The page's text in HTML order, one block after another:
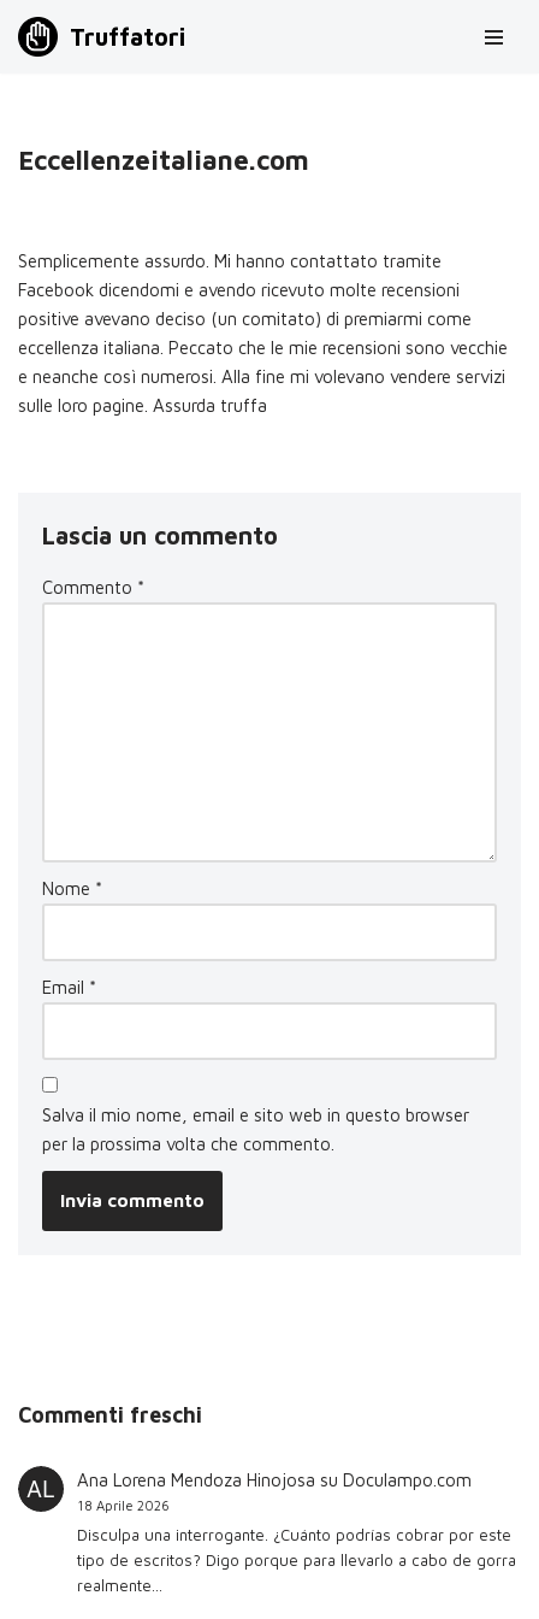
Truffatori
Eccellenzeitaliane.com
Semplicemente assurdo. Mi hanno contattato tramite
Facebook dicendomi e avendo ricevuto molte recensioni
positive avevano deciso (un comitato) di premiarmi come
eccellenza italiana. Peccato che le mie recensioni sono vecchie
e neanche così numerosi. Alla fine mi volevano vendere servizi
sulle loro pagine. Assurda truffa
Lascia un commento
Commento *
Nome *
Email *
Salva il mio nome, email e sito web in questo browser
per la prossima volta che commento.
Commenti freschi
Ana Lorena Mendoza Hinojosa su Doculampo.com
18 Aprile 2026
Disculpa una interrogante. ¿Cuánto podrías cobrar por este
tipo de escritos? Digo porque para llevarlo a cabo de gorra
realmente…